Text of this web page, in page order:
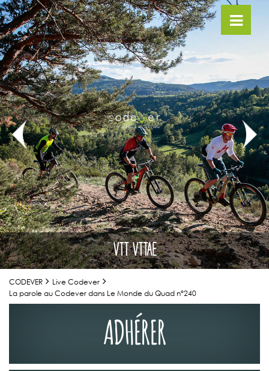
VTT VTTAE
CODEVER
Live Codever
La parole au Codever dans Le Monde du Quad n°240
ADHÉRER